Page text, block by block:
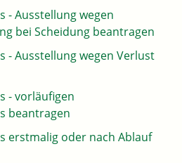
- Ausstellung wegen
bei Scheidung beantragen
- Ausstellung wegen Verlust
- vorläufigen
beantragen
erstmalig oder nach Ablauf